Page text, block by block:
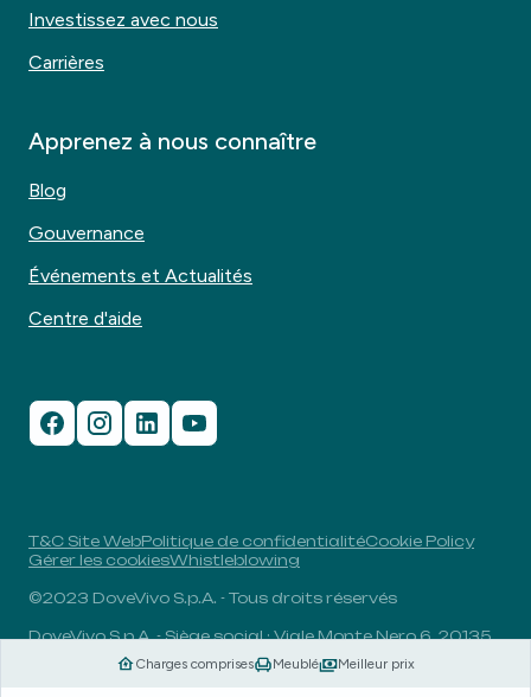
Charges comprises Meublé Meilleur prix
Investissez avec nous
Carrières
Apprenez à nous connaître
Blog
Gouvernance
Événements et Actualités
Centre d'aide
T&C Site WebPolitique de confidentialitéCookie Policy
Gérer les cookiesWhistleblowing
©2023 DoveVivo S.p.A. - Tous droits réservés
DoveVivo S.p.A. - Siège social : Viale Monte Nero 6, 20135,
Milan, Italie - N° TVA : 00406960732 - R.E.A. : MI-1838078
- Capital social entièrement libéré : 1.829.649,81 euros